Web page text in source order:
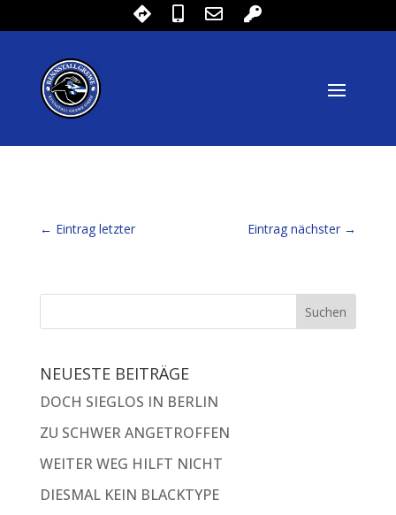
← Eintrag letzter Eintrag nächster →
NEUESTE BEITRÄGE
DOCH SIEGLOS IN BERLIN
ZU SCHWER ANGETROFFEN
WEITER WEG HILFT NICHT
DIESMAL KEIN BLACKTYPE